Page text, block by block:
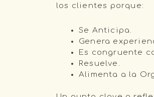
los clientes porque:
Se Anticipa.
Genera
Es congruente
Resuelve.
Alimenta a la